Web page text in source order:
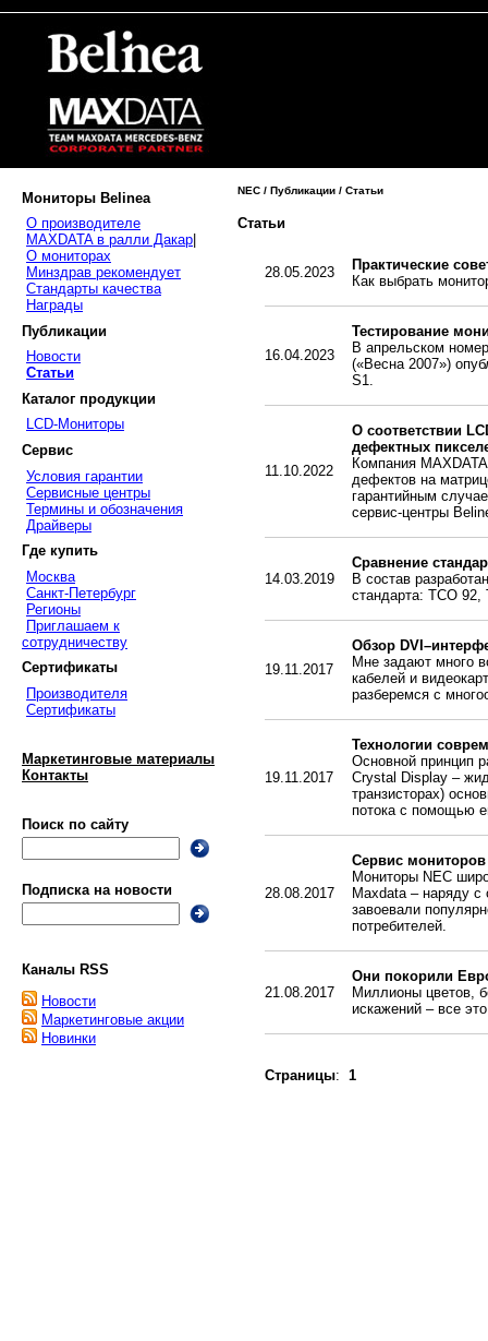
Мониторы Belinea
О производителе
MAXDATA в ралли Дакар
О мониторах
Минздрав рекомендует
Стандарты качества
Награды
Публикации
Новости
Статьи
Каталог продукции
LCD-Мониторы
Сервис
Условия гарантии
Сервисные центры
Термины и обозначения
Драйверы
Где купить
Москва
Санкт-Петербург
Регионы
Приглашаем к
сотрудничеству
Сертификаты
Производителя
Сертификаты
Маркетинговые материалы
Контакты
Поиск по сайту
Подписка на новости
Каналы RSS
Новости
Маркетинговые акции
Новинки
NEC / Публикации / Статьи
Статьи
28.05.2023
Практические
Как выбрать
16.04.2023
Тестирование
В апрельском
(«Весна 2007»)
S1.
11.10.2022
О соответствии
дефектных
Компания
дефектов на
гарантийным
сервис-центры
14.03.2019
Сравнение
В состав
стандарта: TCO
19.11.2017
Обзор
Мне задают много
кабелей и
разберемся с
19.11.2017
Технологии
Основной принцип
Crystal Display –
транзисторах)
потока с помощью
28.08.2017
Сервис
Мониторы NEC
Maxdata – наряду
завоевали
потребителей.
21.08.2017
Они покорили
Миллионы цветов,
искажений – все
Страницы: 1